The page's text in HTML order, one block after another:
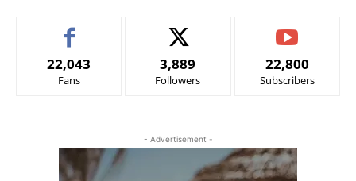
22,043
Fans
3,889
Followers
22,800
Subscribers
- Advertisement -